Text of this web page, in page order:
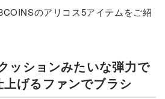
のアリコス5アイテムをご紹
ッションみたいな弾力で
げるファンでブラシ